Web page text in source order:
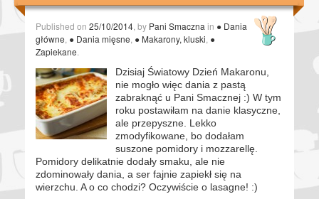
Published on 25/10/2014 , by Pani Smaczna in ● Dania
główne ● Dania mięsne ● Makarony, kluski ●
Zapiekane
Dzisiaj Światowy Dzień Makaronu,
nie mogło więc dania z pastą
zabraknąć u Pani Smacznej :) W tym
roku postawiłam na danie klasyczne,
ale przepyszne. Lekko
zmodyfikowane, bo dodałam
suszone pomidory i mozzarellę.
Pomidory delikatnie dodały smaku, ale nie
zdominowały dania, a ser fajnie zapiekł się na
wierzchu. A o co chodzi? Oczywiście o lasagne! :)